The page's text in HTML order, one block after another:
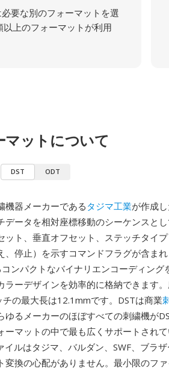
要な別のフォーマットを選
上のフォーマットが利用
マットについて
DST ODT
機器メーカーである タジマ工業が作成
データを相対座標移動のシーケンスと
ット、垂直オフセット、ステッチタイ
停止）を示すコマンドフラグが含ま
ンパクトなバイナリエンコーディング
ラーデザインを効率的に格納できます
の最大長は12.1mmです。DSTは商業
ゆるメーカーのほぼすべての刺繍機が
マットの中で最も広くサポートされ
ルはタジマ、バルダン、SWF、ブラ
換の心配がありません。最小限のフ